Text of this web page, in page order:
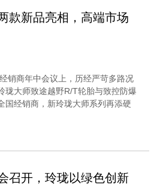
款新品亮相，高端市场
销商年中会议上，历经严苛多路况
大师致途越野R/T轮胎与致控防爆
国经销商，新玲珑大师系列再添硬
召开，玲珑以绿色创新